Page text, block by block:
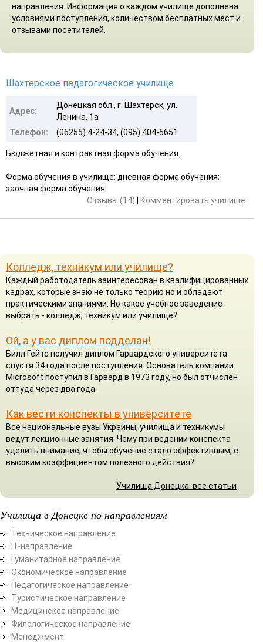
направления. Информация о каждом училище дополнена
условиями поступления, количеством бесплатных мест и
отзывами посетителей.
Шахтерское педагогическое училище
Адрес:
Донецкая обл., г. Шахтерск, ул.
Ленина, 1а
Телефон:
(06255) 4-24-34, (095) 404-5651
Бюджетная и контрактная форма обучения.
Форма обучения в училище: дневная форма обучения;
заочная форма обучения
Отзывы (14)
Комментировать училище
Колледж, техникум или училище?
Каждый работодатель заинтересован в квалифицированных
кадрах, которые знаю не только теорию но и обладают
практическими знаниями. Но какое учебное заведение
выбрать - колледж, техникум или училище?
Ой, а у вас диплом подделан!
Билл Гейтс получил диплом Гарвардского университета
спустя 34 года после поступления. Основатель компании
Microsoft поступил в Гарвард в 1973 году, но был отчислен
оттуда через два года.
Как вести конспекты в университете
Все национальные вузы Украины, училища и техникумы
ведут лекционные занятия. Чему при ведении конспекта
уделить внимание, чтобы обучение стало эффективным, с
высоким коэффициентом полезного действия?
Училища Донецка: все статьи
Училища в Донецке по направлениям
Техническое направление
ІТ-направление
Гуманитарное направление
Экономическое направление
Педагогическое направление
Туристическое направление
Медицинское направление
Филологическое направление
Менеджмент